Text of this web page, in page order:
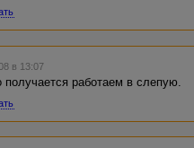
в 13:07
работаем в слепую.